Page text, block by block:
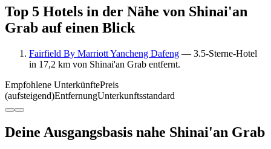
Top 5 Hotels in der Nähe von Shinai'an
Grab auf einen Blick
Fairfield By Marriott Yancheng Dafeng — 3.5-Sterne-Hotel
in 17,2 km von Shinai'an Grab entfernt.
Empfohlene UnterkünftePreis
(aufsteigend)EntfernungUnterkunftsstandard
Deine Ausgangsbasis nahe Shinai'an Grab